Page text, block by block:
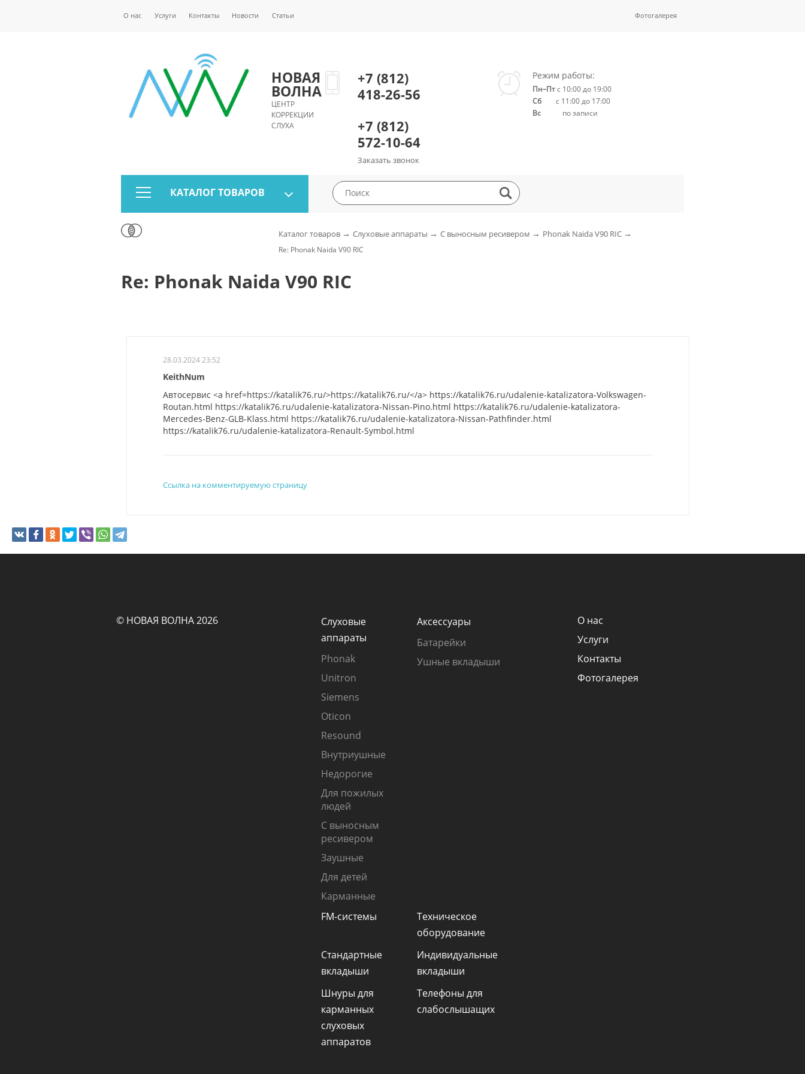
О нас Услуги Контакты Новости Статьи Фотогалерея
НОВАЯ
ВОЛНА
ЦЕНТР
КОРРЕКЦИИ
СЛУХА
+7 (812)
418-26-56
+7 (812)
572-10-64
Заказать звонок
Режим работы:
Пн–Птс 10:00 до 19:00
Сб с 11:00 до 17:00
Вс по записи
КАТАЛОГ ТОВАРОВ
Каталог товаров → Слуховые аппараты → С выносным ресивером → Phonak Naida V90 RIC →
Re: Phonak Naida V90 RIC
Re: Phonak Naida V90 RIC
28.03.2024 23:52
KeithNum
Автосервис <a href=https://katalik76.ru/>https://katalik76.ru/</a> https://katalik76.ru/udalenie-katalizatora-Volkswagen-
Routan.html https://katalik76.ru/udalenie-katalizatora-Nissan-Pino.html https://katalik76.ru/udalenie-katalizatora-
Mercedes-Benz-GLB-Klass.html https://katalik76.ru/udalenie-katalizatora-Nissan-Pathfinder.html
https://katalik76.ru/udalenie-katalizatora-Renault-Symbol.html
Ссылка на комментируемую страницу
© НОВАЯ ВОЛНА 2026
Слуховые
аппараты
Phonak
Unitron
Siemens
Oticon
Resound
Внутриушные
Недорогие
Для пожилых
людей
С выносным
ресивером
Заушные
Для детей
Карманные
Аксессуары
Батарейки
Ушные вкладыши
FM-системы
Техническое
оборудование
Стандартные
вкладыши
Индивидуальные
вкладыши
Шнуры для
карманных
слуховых
аппаратов
Телефоны для
слабослышащих
О нас
Услуги
Контакты
Фотогалерея